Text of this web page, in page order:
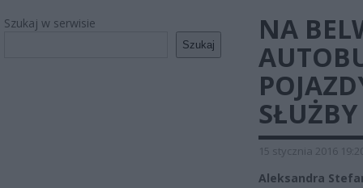
Szukaj w serwisie
Szukaj
NA
15 stycznia 2016
Aleksandra